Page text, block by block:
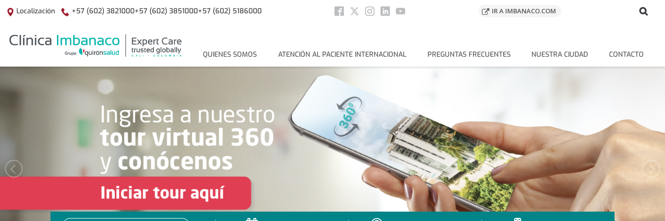
Localización +57 (602) 3821000+57 (602) 3851000+57 (602) 5186000
menuSocial
menuAcceso
IR A IMBANACO.COM
Search
QUIENES SOMOS ATENCIÓN AL PACIENTE INTERNACIONAL PREGUNTAS FRECUENTES NUESTRA CIUDAD CONTACTO
slider-
home
sliders:
Previous
hv2-